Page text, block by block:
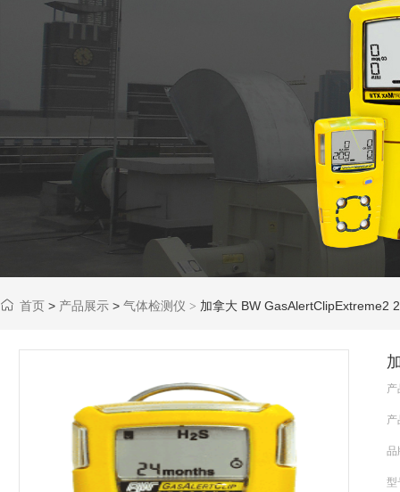
首页 > 产品展示 > 气体检测仪 > 加拿大 BW GasAlertClipExtreme2
产
产
品
型